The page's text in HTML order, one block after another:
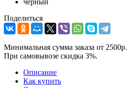
Поделиться
Минимальная сумма заказа от 2500р.
При самовывозе скидка 3%.
Описание
Как купить